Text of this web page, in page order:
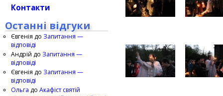
Контакти
Останні відгуки
Євгенія до Запитання —
відповіді
Андрій до Запитання —
відповіді
Євгенія до Запитання —
відповіді
Ольга до Акафіст святій